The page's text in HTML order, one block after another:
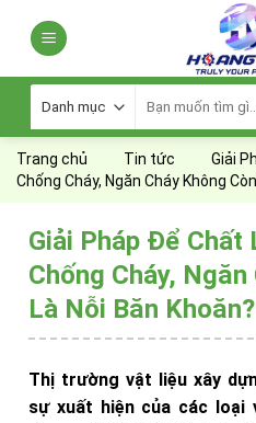
kiếm:
Trang chủ Tin tức
Giải
Chống Cháy, Ngăn Cháy Không
Giải Pháp Để Chất
Chống Cháy,
Là Nỗi Băn Khoăn?
Thị trường vật liệu xây
sự xuất hiện của các loại